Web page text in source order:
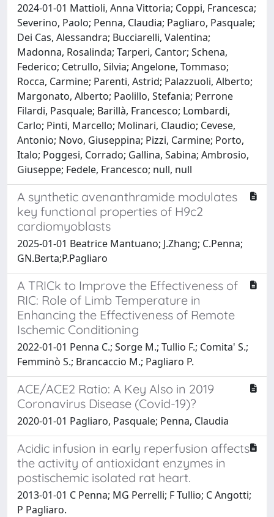
2024-01-01 Mattioli, Anna Vittoria; Coppi, Francesca;
Severino, Paolo; Penna, Claudia; Pagliaro, Pasquale;
Dei Cas, Alessandra; Bucciarelli, Valentina;
Madonna, Rosalinda; Tarperi, Cantor; Schena,
Federico; Cetrullo, Silvia; Angelone, Tommaso;
Rocca, Carmine; Parenti, Astrid; Palazzuoli, Alberto;
Margonato, Alberto; Paolillo, Stefania; Perrone
Filardi, Pasquale; Barillà, Francesco; Lombardi,
Carlo; Pinti, Marcello; Molinari, Claudio; Cevese,
Antonio; Novo, Giuseppina; Pizzi, Carmine; Porto,
Italo; Poggesi, Corrado; Gallina, Sabina; Ambrosio,
Giuseppe; Fedele, Francesco; null, null
A synthetic avenanthramide modulates
key functional properties of H9c2
cardiomyoblasts
2025-01-01 Beatrice Mantuano; J.Zhang; C.Penna;
GN.Berta;P.Pagliaro
A TRICk to Improve the Effectiveness of
RIC: Role of Limb Temperature in
Enhancing the Effectiveness of Remote
Ischemic Conditioning
2022-01-01 Penna C.; Sorge M.; Tullio F.; Comita' S.;
Femminò S.; Brancaccio M.; Pagliaro P.
ACE/ACE2 Ratio: A Key Also in 2019
Coronavirus Disease (Covid-19)?
2020-01-01 Pagliaro, Pasquale; Penna, Claudia
Acidic infusion in early reperfusion affects
the activity of antioxidant enzymes in
postischemic isolated rat heart.
2013-01-01 C Penna; MG Perrelli; F Tullio; C Angotti;
P Pagliaro.